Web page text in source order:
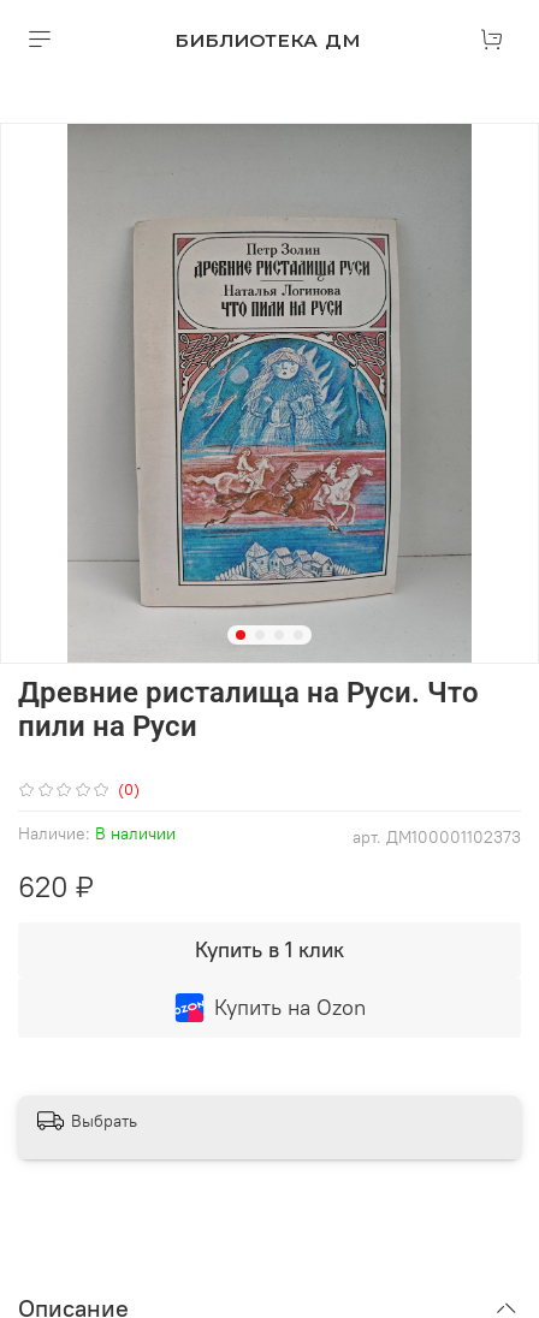
БИБЛИОТЕКА ДМ
(0)
арт. ДМ100001102373
Наличие: В наличии
Древние ристалища на Руси. Что
пили на Руси
620 ₽
Купить в 1 клик
Купить на Ozon
Выбрать
Описание